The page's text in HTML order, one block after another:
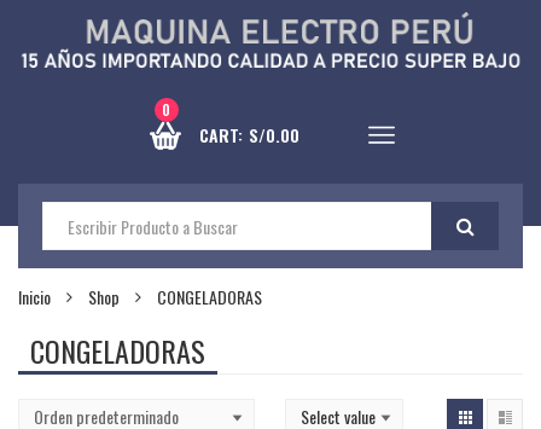
0
CART: S/0.00
Inicio Shop CONGELADORAS
CONGELADORAS